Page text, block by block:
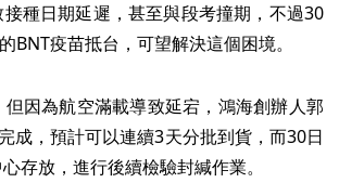
種日期延遲，甚至與段考撞期，不過30
疫苗抵台，可望解決這個困境。
因為航空滿載導致延宕，鴻海創辦人郭
成，預計可以連續3天分批到貨，而30日
存放，進行後續檢驗封緘作業。